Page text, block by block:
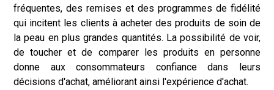
fréquentes, des remises et des programmes de fidélité
qui incitent les clients à acheter des produits de soin de
la peau en plus grandes quantités. La possibilité de voir,
de toucher et de comparer les produits en personne
donne aux consommateurs confiance dans leurs
décisions d'achat, améliorant ainsi l'expérience d'achat.